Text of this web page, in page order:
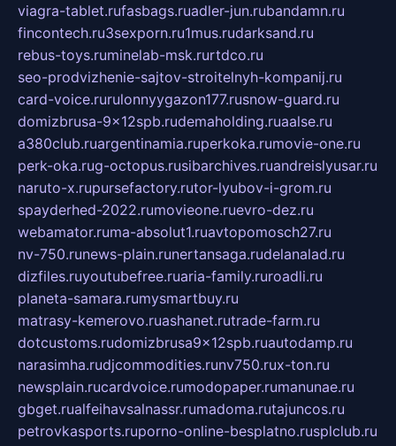
viagra-tablet.rufasbags.ruadler-jun.rubandamn.ru
fincontech.ru3sexporn.ru1mus.rudarksand.ru
rebus-toys.ruminelab-msk.rurtdco.ru
seo-prodvizhenie-sajtov-stroitelnyh-kompanij.ru
card-voice.rurulonnyygazon177.rusnow-guard.ru
domizbrusa-9x12spb.rudemaholding.ruaalse.ru
a380club.ruargentinamia.ruperkoka.rumovie-one.ru
perk-oka.rug-octopus.rusibarchives.ruandreislyusar.ru
naruto-x.rupursefactory.rutor-lyubov-i-grom.ru
spayderhed-2022.rumovieone.ruevro-dez.ru
webamator.ruma-absolut1.ruavtopomosch27.ru
nv-750.runews-plain.runertansaga.rudelanalad.ru
dizfiles.ruyoutubefree.ruaria-family.ruroadli.ru
planeta-samara.rumysmartbuy.ru
matrasy-kemerovo.ruashanet.rutrade-farm.ru
dotcustoms.rudomizbrusa9x12spb.ruautodamp.ru
narasimha.rudjcommodities.runv750.rux-ton.ru
newsplain.rucardvoice.rumodopaper.rumanunae.ru
gbget.rualfeihavsalnassr.rumadoma.rutajuncos.ru
petrovkasports.ruporno-online-besplatno.rusplclub.ru